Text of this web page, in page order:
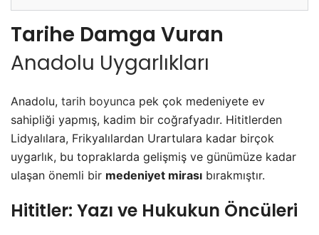
Tarihe Damga Vuran
Anadolu Uygarlıkları
Anadolu, tarih boyunca pek çok medeniyete ev
sahipliği yapmış, kadim bir coğrafyadır. Hititlerden
Lidyalılara, Frikyalılardan Urartulara kadar birçok
uygarlık, bu topraklarda gelişmiş ve günümüze kadar
ulaşan önemli bir medeniyet mirası bırakmıştır.
Hititler: Yazı ve Hukukun Öncüleri